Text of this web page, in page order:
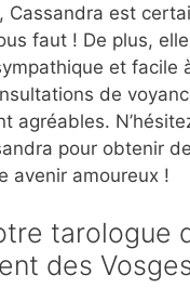
Cassandra est
faut ! De plus,
et facile
de
agréables.
pour obtenir
avenir amoureux !
tarologue
des